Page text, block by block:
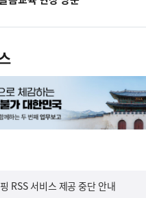
RSS 서비스 제공 중단 안내